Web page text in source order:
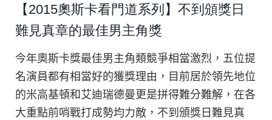
【2015奧斯卡看門道系列】不到頒獎日
難見真章的最佳男主角獎
今年奧斯卡獎最佳男主角類競爭相當激烈，五位提
名演員都有相當好的獲獎理由，目前居於領先地位
的米高基頓和艾迪瑞德曼更是拼得難分難解，在各
大重點前哨戰打成勢均力敵，不到頒獎日難見真